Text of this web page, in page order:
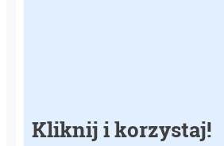
Kliknij i korzystaj!